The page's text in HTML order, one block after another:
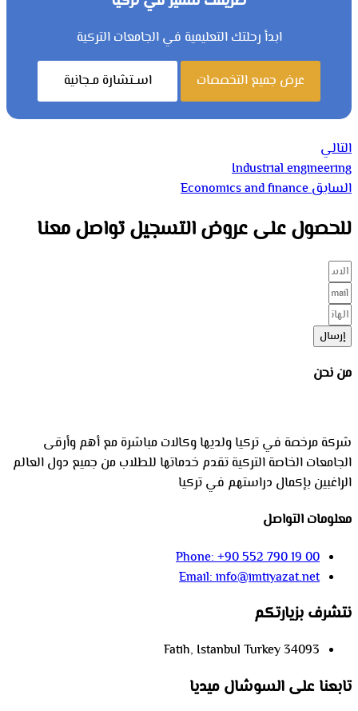
ابدأ رحلتك التعليمية في الجامعات التركية
عرض جميع التخصصات اســتشارة مــجانية
التالي
Industrial engineering
السابق Economics and finance
للحصول على عروض التسجيل تواصل معنا
إرسال
من نحن
شركة مرخصة في تركيا ولديها وكالات مباشرة مع أهم وأرقى
الجامعات الخاصة التركية تقدم خدماتها للطلاب من جميع دول العالم
الراغبين بإكمال دراستهم في تركيا
معلومات التواصل
Phone: +90 552 790 19 00
Email: info@imtiyazat.net
نتشرف بزيارتكم
Fatih, Istanbul Turkey 34093
تابعنا على السوشال ميديا